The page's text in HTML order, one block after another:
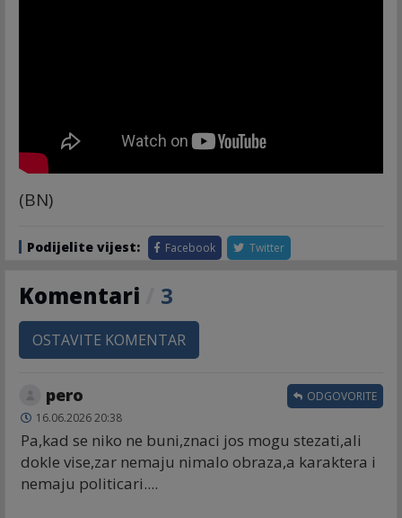
(BN)
Podijelite vijest: Facebook Twitter
Komentari 3
OSTAVITE KOMENTAR
pero
16.06.2026 20:38
Pa,kad se niko ne buni,znaci jos mogu stezati,ali
dokle vise,zar nemaju nimalo obraza,a karaktera i
nemaju politicari....
ODGOVORITE